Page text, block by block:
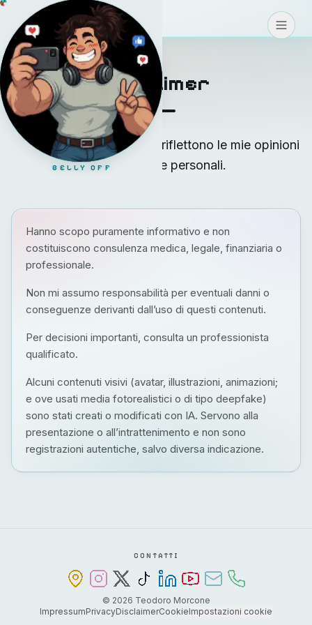
BELLY OFF
Blog
CONTATTI
Disclaimer
I post su blog.teodoro.ch riflettono le mie opinioni
ed esperienze personali.
Hanno scopo puramente informativo e non
costituiscono consulenza medica, legale, finanziaria o
professionale.
Non mi assumo responsabilità per eventuali danni o
conseguenze derivanti dall’uso di questi contenuti.
Per decisioni importanti, consulta un professionista
qualificato.
Alcuni contenuti visivi (avatar, illustrazioni, animazioni;
e ove usati media fotorealistici o di tipo deepfake)
sono stati creati o modificati con IA. Servono alla
presentazione o all’intrattenimento e non sono
registrazioni autentiche, salvo diversa indicazione.
CONTATTI
© 2026 Teodoro Morcone
ImpressumPrivacyDisclaimerCookieImpostazioni cookie